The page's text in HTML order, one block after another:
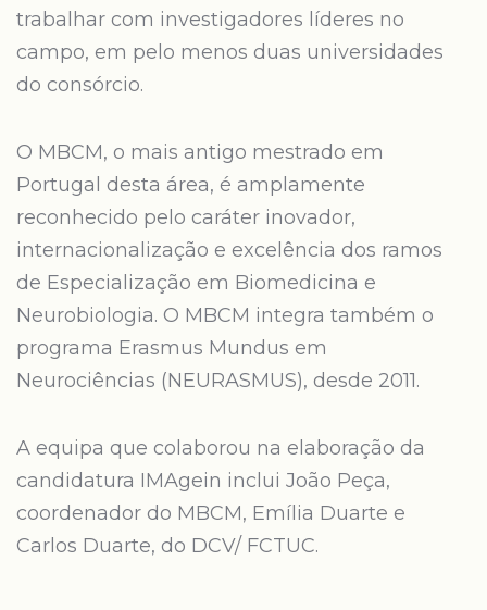
trabalhar com investigadores líderes no
campo, em pelo menos duas universidades
do consórcio.
O MBCM, o mais antigo mestrado em
Portugal desta área, é amplamente
reconhecido pelo caráter inovador,
internacionalização e excelência dos ramos
de Especialização em Biomedicina e
Neurobiologia. O MBCM integra também o
programa Erasmus Mundus em
Neurociências (NEURASMUS), desde 2011.
A equipa que colaborou na elaboração da
candidatura IMAgein inclui João Peça,
coordenador do MBCM, Emília Duarte e
Carlos Duarte, do DCV/ FCTUC.